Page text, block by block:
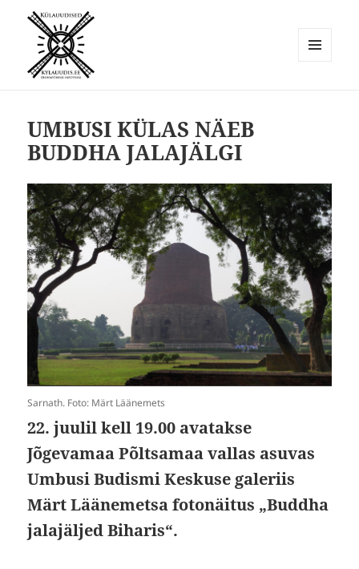
UMBUSI KÜLAS NÄEB
BUDDHA JALAJÄLGI
Sarnath. Foto: Märt Läänemets
22. juulil kell 19.00 avatakse
Jõgevamaa Põltsamaa vallas asuvas
Umbusi Budismi Keskuse galeriis
Märt Läänemetsa fotonäitus „Buddha
jalajäljed Biharis“.